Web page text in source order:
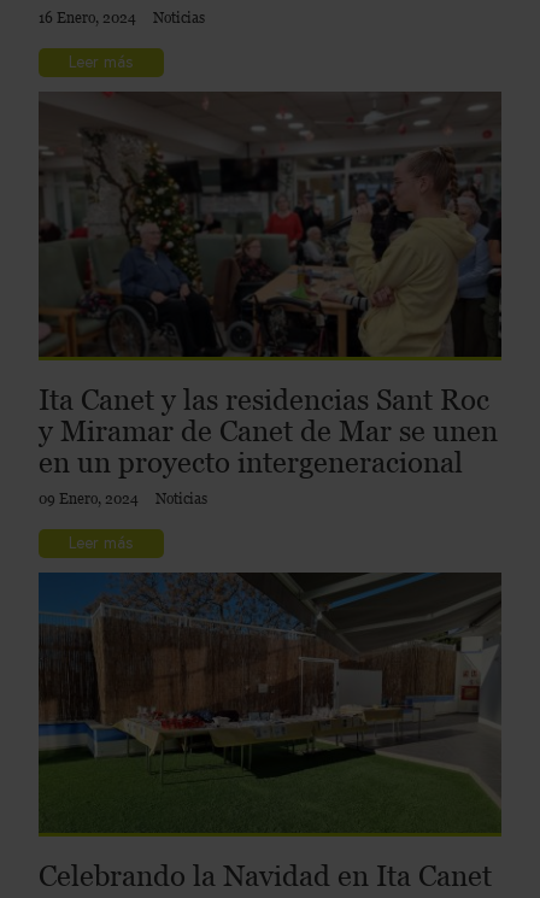
16 Enero, 2024 Noticias
Leer más
Ita Canet y las residencias Sant Roc
y Miramar de Canet de Mar se unen
en un proyecto intergeneracional
09 Enero, 2024 Noticias
Leer más
Celebrando la Navidad en Ita Canet